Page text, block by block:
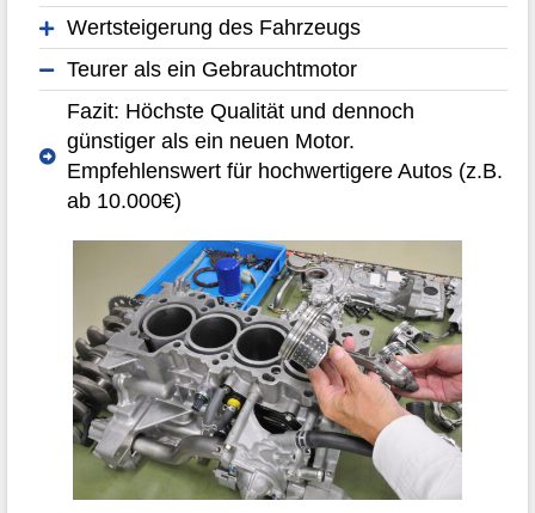
Wertsteigerung des Fahrzeugs
Teurer als ein Gebrauchtmotor
Fazit: Höchste Qualität und dennoch
günstiger als ein neuen Motor.
Empfehlenswert für hochwertigere Autos (z.B.
ab 10.000€)